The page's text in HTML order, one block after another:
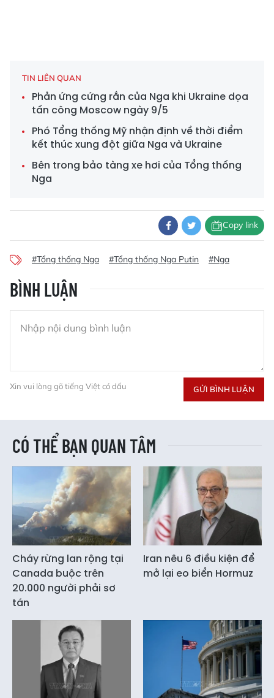
TIN LIÊN QUAN
Phản ứng cứng rắn của Nga khi Ukraine dọa
tấn công Moscow ngày 9/5
Phó Tổng thống Mỹ nhận định về thời điểm
kết thúc xung đột giữa Nga và Ukraine
Bên trong bảo tàng xe hơi của Tổng thống
Nga
Copy link
#Tổng thống Nga #Tổng thống Nga Putin #Nga
BÌNH LUẬN
Xin vui lòng gõ tiếng Việt có dấu GỬI BÌNH LUẬN
CÓ THỂ BẠN QUAN TÂM
Cháy rừng lan rộng tại
Canada buộc trên
20.000 người phải sơ
tán
Iran nêu 6 điều kiện để
mở lại eo biển Hormuz